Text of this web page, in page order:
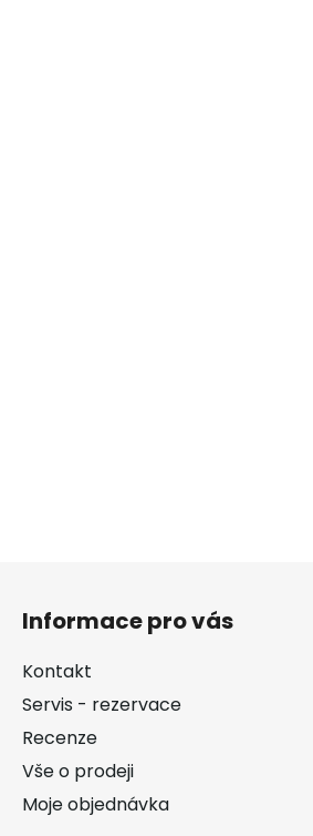
Informace pro vás
Kontakt
Servis - rezervace
Recenze
Vše o prodeji
Moje objednávka